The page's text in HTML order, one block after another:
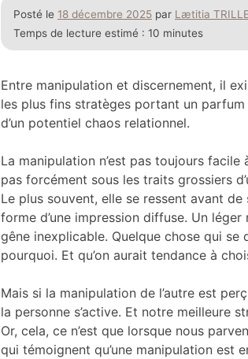
Posté le 18 décembre 2025 par Lætitia
Temps de lecture estimé : 10 minutes
Entre manipulation et discernement, il
les plus fins stratèges portant un
d’un potentiel chaos relationnel.
La manipulation n’est pas toujours
pas forcément sous les traits grossiers
Le plus souvent, elle se ressent avant
forme d’une impression diffuse. Un
gêne inexplicable. Quelque chose qui se
pourquoi. Et qu’on aurait tendance à
Mais si la manipulation de l’autre est
la personne s’active. Et notre meilleure
Or, cela, ce n’est que lorsque nous
qui témoignent qu’une manipulation est